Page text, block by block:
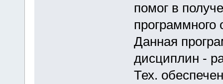
помог в
программного
Данная
дисциплин -
Тех.